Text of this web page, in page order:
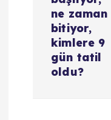
ne zaman
bitiyor,
kimlere 9
gün tatil
oldu?